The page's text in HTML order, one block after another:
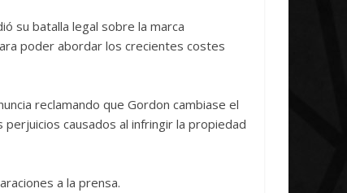
su batalla legal sobre la marca
poder abordar los crecientes costes
reclamando que Gordon cambiase el
causados al infringir la propiedad
a la prensa.
14 abril, 2026 Txus 0